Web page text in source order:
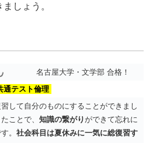
しょう。
名古屋大学・文学部 合格！
通テスト倫理
して自分のものにすることができまし
ことで、 知識の繋がりができて忘れに
。 社会科目は夏休みに一気に総復習す